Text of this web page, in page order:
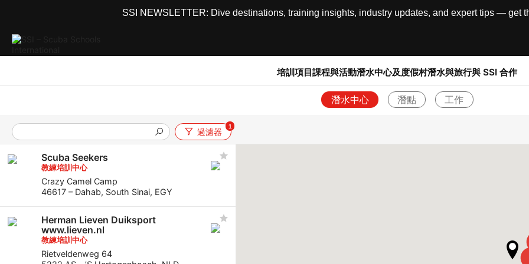
SSI NEWSLETTER: Dive destinations, training insights, industry updates, and expert tips — get
培訓項目課程與活動潛水中心及度假村潛水與旅行與 SSI 合作
潛水中心 潛點 工作
過濾器
1
Scuba Seekers
教練培訓中心
Crazy Camel Camp
46617 – Dahab, South Sinai, EGY
Herman Lieven Duiksport
www.lieven.nl
教練培訓中心
Rietveldenweg 64